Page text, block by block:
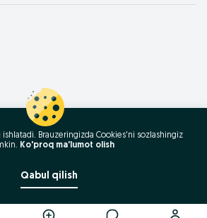
ishlatadi. Brauzeringizda Cookies'ni sozlashingiz
Ko'proq ma'lumot olish
Qabul qilish